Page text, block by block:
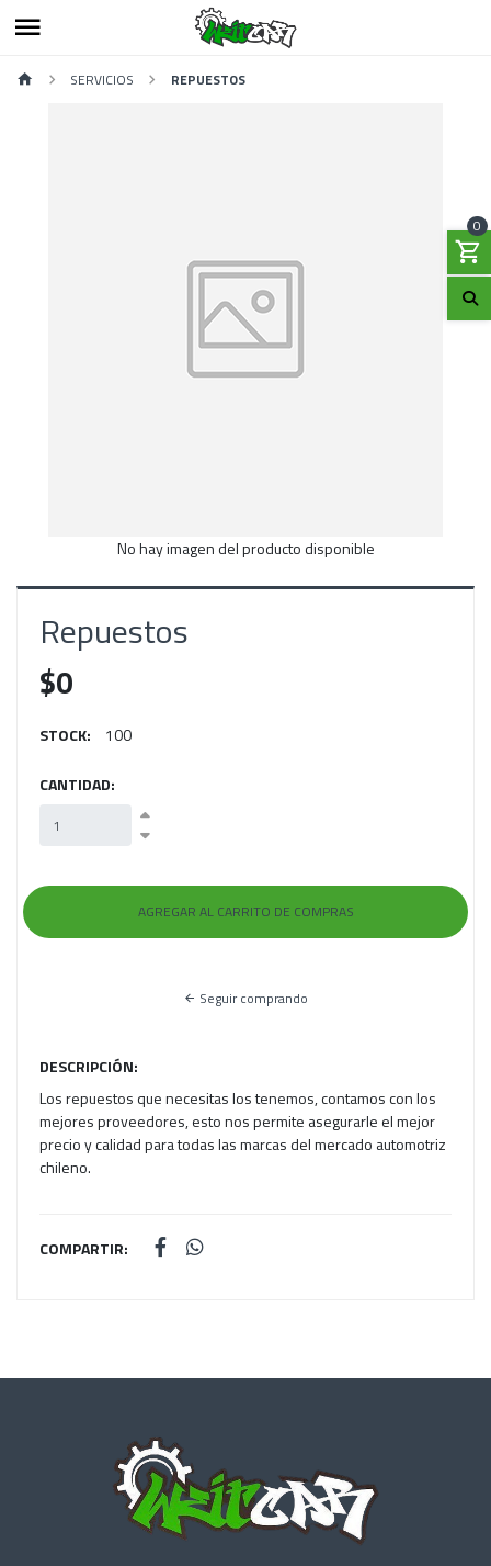
0
SERVICIOS REPUESTOS
No hay imagen del producto disponible
Repuestos
$0
STOCK: 100
CANTIDAD:
Seguir comprando
DESCRIPCIÓN:
Los repuestos que necesitas los tenemos, contamos con los
mejores proveedores, esto nos permite asegurarle el mejor
precio y calidad para todas las marcas del mercado automotriz
chileno.
COMPARTIR: